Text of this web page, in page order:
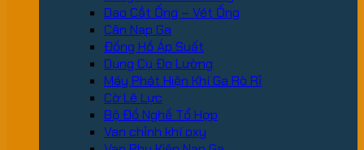
Dao Cắt Ống – Vét Ống
Cân Nạp Ga
Đồng Hồ Áp Suất
Dụng Cụ Đo Lường
Máy Phát Hiện Khí Ga Rò Rỉ
Cờ Lê Lực
Bộ Đồ Nghề Tổ Hợp
Van chỉnh khí oxy